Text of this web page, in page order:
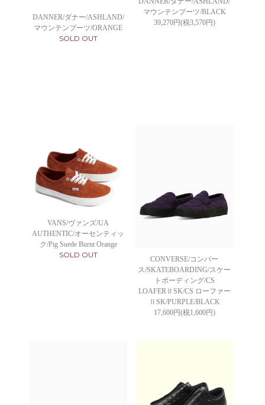
DANNER/ダナー/ASHLAND/
マウンテンブーツ/ORANGE
SOLD OUT
マウンテンブーツ/BLACK
39,270円(税3,570円)
VANS/ヴァンズ/UA
AUTHENTIC/オーセンティッ
ク/Pig Suede Burnt Orange
SOLD OUT
CONVERSE/コンバー
ス/SKATEBOARDING/スケー
トボーディング/CS
LOAFERⅡSK/CS ローファー
ⅡSK/PURPLE/BLACK
17,600円(税1,600円)